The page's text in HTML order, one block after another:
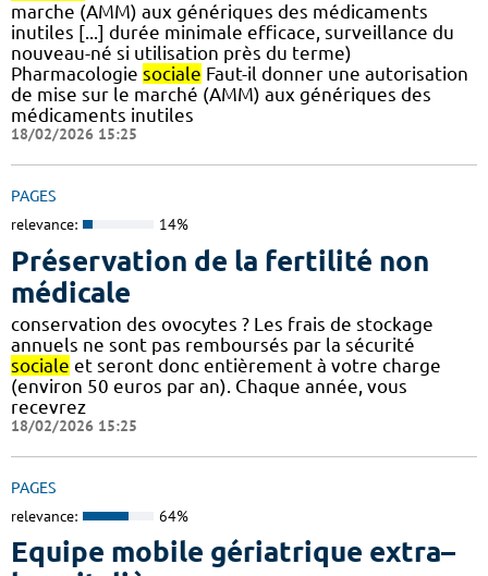
marche (AMM) aux génériques des médicaments
inutiles [...] durée minimale efficace, surveillance du
nouveau-né si utilisation près du terme)
Pharmacologie sociale Faut-il donner une autorisation
de mise sur le marché (AMM) aux génériques des
médicaments inutiles
18/02/2026 15:25
PAGES
relevance: 14%
Préservation de la fertilité non
médicale
conservation des ovocytes ? Les frais de stockage
annuels ne sont pas remboursés par la sécurité
sociale et seront donc entièrement à votre charge
(environ 50 euros par an). Chaque année, vous
recevrez
18/02/2026 15:25
PAGES
relevance: 64%
Equipe mobile gériatrique extra–